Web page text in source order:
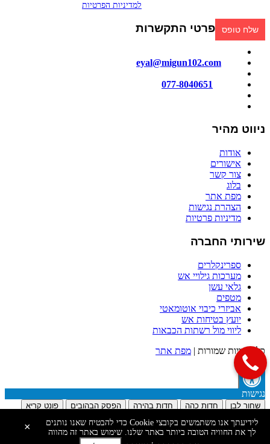
למדיניות הפרטיות
פרטי התקשרות
eyal@migun102.com
077-8040651
ניווט מהיר
אודות
אישורים
צור קשר
בלוג
מפת אתר
הצהרת נגישות
מדיניות פרטיות
שירותי החברה
ספרינקלרים
מערכות גילויי אש
גלאי עשן
מטפים
אביזרי כיבוי אוטומאטי
יועץ בטיחות אש
ליווי מול רשתות הכבאות
כל הזכויות שמורות | מפת אתר
נגישות
שחור לבן חדות כהה חדות בהירה הפסק הבהובים
פונט קריא
הדגש קישורים
א א ×
לידיעתך אנו משתמשים בקובצי Cookie כדי להבטיח שאנו נותנים
לך את החוויה הטובה ביותר באתר שלנו. שימוש באתר זה מהווה